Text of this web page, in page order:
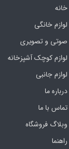
خانه
لوازم خانگی
صوتی و تصویری
لوازم کوچک آشپزخانه
لوازم جانبی
درباره ما
تماس با ما
وبلاگ فروشگاه
راهنما